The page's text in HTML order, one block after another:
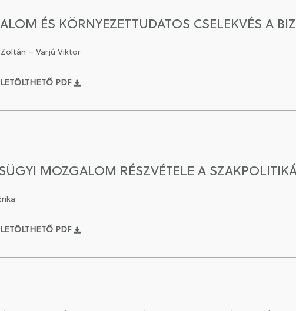
ÉS KÖRNYEZETTUDATOS CSELEKVÉS A
– Varjú Viktor
LETÖLTHETŐ PDF
MOZGALOM RÉSZVÉTELE A
LETÖLTHETŐ PDF